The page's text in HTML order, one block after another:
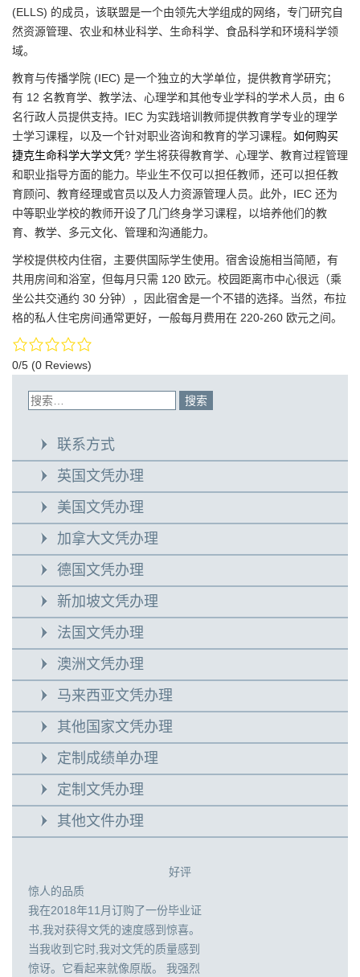
(ELLS) 的成员，该联盟是一个由领先大学组成的网络，专门研究自
然资源管理、农业和林业科学、生命科学、食品科学和环境科学领
域。
教育与传播学院 (IEC) 是一个独立的大学单位，提供教育学研究；
有 12 名教育学、教学法、心理学和其他专业学科的学术人员，由 6
名行政人员提供支持。IEC 为实践培训教师提供教育学专业的理学
士学习课程，以及一个针对职业咨询和教育的学习课程。 如何购买
捷克生命科学大学文凭? 学生将获得教育学、心理学、教育过程管理
和职业指导方面的能力。毕业生不仅可以担任教师，还可以担任教
育顾问、教育经理或官员以及人力资源管理人员。此外，IEC 还为
中等职业学校的教师开设了几门终身学习课程，以培养他们的教
育、教学、多元文化、管理和沟通能力。
学校提供校内住宿，主要供国际学生使用。宿舍设施相当简陋，有
共用房间和浴室，但每月只需 120 欧元。校园距离市中心很远（乘
坐公共交通约 30 分钟），因此宿舍是一个不错的选择。当然，布拉
格的私人住宅房间通常更好，一般每月费用在 220-260 欧元之间。
0/5 (0 Reviews)
联系方式
英国文凭办理
美国文凭办理
加拿大文凭办理
德国文凭办理
新加坡文凭办理
法国文凭办理
澳洲文凭办理
马来西亚文凭办理
其他国家文凭办理
定制成绩单办理
定制文凭办理
其他文件办理
好评
惊人的品质
我在2018年11月订购了一份毕业证
书,我对获得文凭的速度感到惊喜。
当我收到它时,我对文凭的质量感到
惊讶。它看起来就像原版。 我强烈